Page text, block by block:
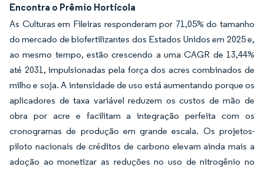
Encontra o Prêmio Hortícola
As Culturas em Fileiras responderam por 71,05% do tamanho
do mercado de biofertilizantes dos Estados Unidos em 2025 e,
ao mesmo tempo, estão crescendo a uma CAGR de 13,44%
até 2031, impulsionadas pela força dos acres combinados de
milho e soja. A intensidade de uso está aumentando porque os
aplicadores de taxa variável reduzem os custos de mão de
obra por acre e facilitam a integração perfeita com os
cronogramas de produção em grande escala. Os projetos-
piloto nacionais de créditos de carbono elevam ainda mais a
adoção ao monetizar as reduções no uso de nitrogênio no